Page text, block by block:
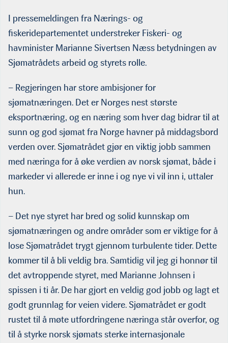
I pressemeldingen fra Nærings- og
fiskeridepartementet understreker Fiskeri- og
havminister Marianne Sivertsen Næss betydningen av
Sjømatrådets arbeid og styrets rolle.
– Regjeringen har store ambisjoner for
sjømatnæringen. Det er Norges nest største
eksportnæring, og en næring som hver dag bidrar til at
sunn og god sjømat fra Norge havner på middagsbord
verden over. Sjømatrådet gjør en viktig jobb sammen
med næringa for å øke verdien av norsk sjømat, både i
markeder vi allerede er inne i og nye vi vil inn i, uttaler
hun.
– Det nye styret har bred og solid kunnskap om
sjømatnæringen og andre områder som er viktige for å
lose Sjømatrådet trygt gjennom turbulente tider. Dette
kommer til å bli veldig bra. Samtidig vil jeg gi honnør til
det avtroppende styret, med Marianne Johnsen i
spissen i ti år. De har gjort en veldig god jobb og lagt et
godt grunnlag for veien videre. Sjømatrådet er godt
rustet til å møte utfordringene næringa står overfor, og
til å styrke norsk sjømats sterke internasjonale